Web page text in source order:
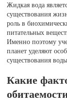
Жидкая вода
существования
роль в
питательных
Именно поэтому
планет уделяют
существования
Какие